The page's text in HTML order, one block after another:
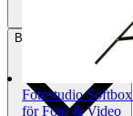
Betalning Via Tradera
Fotostudio
för Foto & Video